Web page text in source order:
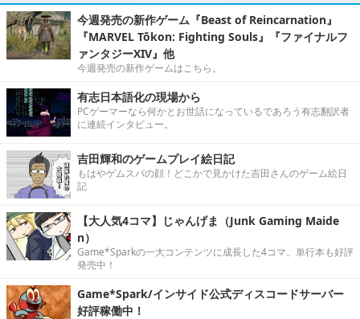
今週発売の新作ゲーム『Beast of Reincarnation』
『MARVEL Tōkon: Fighting Souls』『ファイナルフ
ァンタジーXIV』他
今週発売の新作ゲームはこちら。
有志日本語化の現場から
PCゲーマーなら何かとお世話になっているであろう有志翻訳者
に連続インタビュー。
吉田輝和のゲームプレイ絵日記
もはやゲムスパの顔！どこかで見かけた吉田さんのゲーム絵日
記
【大人気4コマ】じゃんげま（Junk Gaming Maide
n）
Game*Sparkの一大コンテンツに成長した4コマ。単行本も好評
発売中！
Game*Spark/インサイド公式ディスコードサーバー
好評稼働中！